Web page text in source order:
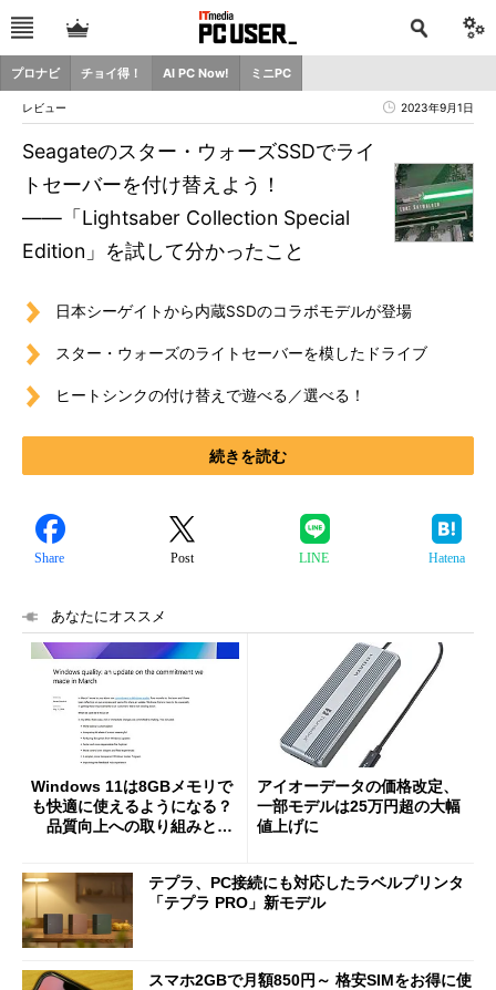
プロナビ チョイ得！ AI PC Now! ミニPC
レビュー 2023年9月1日
Seagateのスター・ウォーズSSDでライ
トセーバーを付け替えよう！
――「Lightsaber Collection Special
Edition」を試して分かったこと
日本シーゲイトから内蔵SSDのコラボモデルが登場
スター・ウォーズのライトセーバーを模したドライブ
ヒートシンクの付け替えで遊べる／選べる！
続きを読む
Share Post LINE Hatena
あなたにオススメ
Windows 11は8GBメモリで
も快適に使えるようになる？
品質向上への取り組みと
アイオーデータの価格改定、
一部モデルは25万円超の大幅
値上げに
テプラ、PC接続にも対応したラベルプリンタ
「テプラ PRO」新モデル
スマホ2GBで月額850円～ 格安SIMをお得に使